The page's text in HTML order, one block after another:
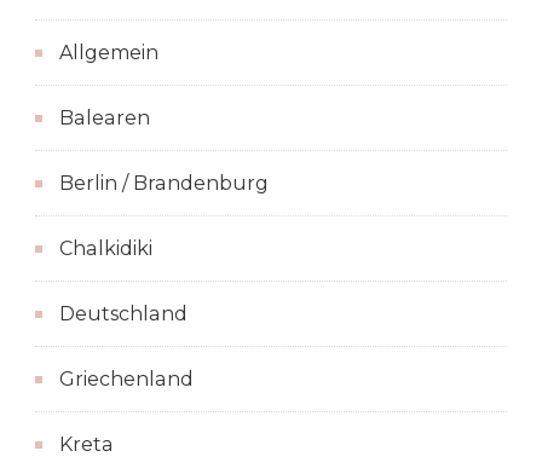
Allgemein
Balearen
Berlin / Brandenburg
Chalkidiki
Deutschland
Griechenland
Kreta